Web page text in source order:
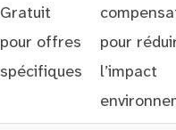
Gratuit
pour offres
spécifiques
pour
l’impact